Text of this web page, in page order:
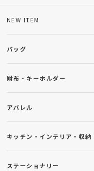
NEW ITEM
バッグ
財布・キーホルダー
アパレル
キッチン・インテリア・収納
ステーショナリー